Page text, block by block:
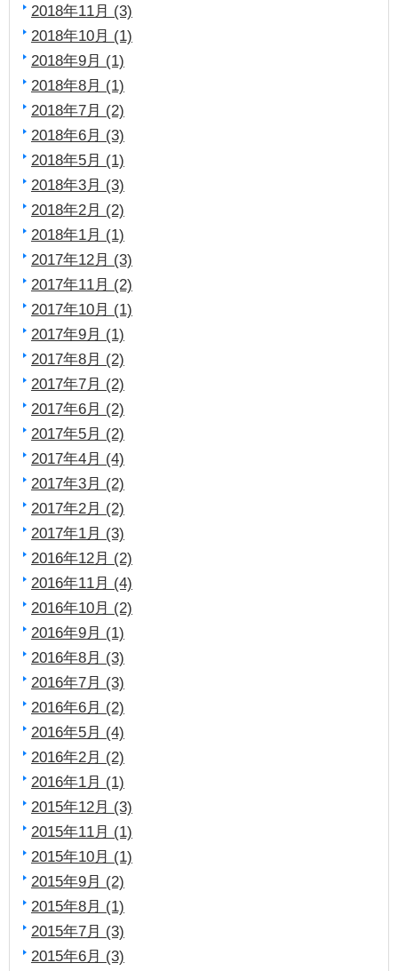
2018年11月 (3)
2018年10月 (1)
2018年9月 (1)
2018年8月 (1)
2018年7月 (2)
2018年6月 (3)
2018年5月 (1)
2018年3月 (3)
2018年2月 (2)
2018年1月 (1)
2017年12月 (3)
2017年11月 (2)
2017年10月 (1)
2017年9月 (1)
2017年8月 (2)
2017年7月 (2)
2017年6月 (2)
2017年5月 (2)
2017年4月 (4)
2017年3月 (2)
2017年2月 (2)
2017年1月 (3)
2016年12月 (2)
2016年11月 (4)
2016年10月 (2)
2016年9月 (1)
2016年8月 (3)
2016年7月 (3)
2016年6月 (2)
2016年5月 (4)
2016年2月 (2)
2016年1月 (1)
2015年12月 (3)
2015年11月 (1)
2015年10月 (1)
2015年9月 (2)
2015年8月 (1)
2015年7月 (3)
2015年6月 (3)